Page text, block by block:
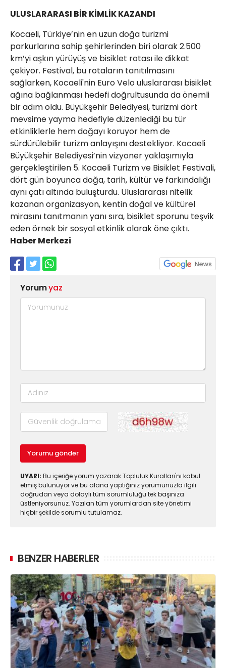
ULUSLARARASI BİR KİMLİK KAZANDI
Kocaeli, Türkiye’nin en uzun doğa turizmi
parkurlarına sahip şehirlerinden biri olarak 2.500
km’yi aşkın yürüyüş ve bisiklet rotası ile dikkat
çekiyor. Festival, bu rotaların tanıtılmasını
sağlarken, Kocaeli'nin Euro Velo uluslararası bisiklet
ağına bağlanması hedefi doğrultusunda da önemli
bir adım oldu. Büyükşehir Belediyesi, turizmi dört
mevsime yayma hedefiyle düzenlediği bu tür
etkinliklerle hem doğayı koruyor hem de
sürdürülebilir turizm anlayışını destekliyor. Kocaeli
Büyükşehir Belediyesi’nin vizyoner yaklaşımıyla
gerçekleştirilen 5. Kocaeli Turizm ve Bisiklet Festivali,
dört gün boyunca doğa, tarih, kültür ve farkındalığı
aynı çatı altında buluşturdu. Uluslararası nitelik
kazanan organizasyon, kentin doğal ve kültürel
mirasını tanıtmanın yanı sıra, bisiklet sporunu teşvik
eden örnek bir sosyal etkinlik olarak öne çıktı.
Haber Merkezi
Yorumyaz
Yorumu gönder
UYARI: Bu içeriğe yorum yazarak Topluluk Kuralları'nı kabul
etmiş bulunuyor ve bu alana yaptığınız yorumunuzla ilgili
doğrudan veya dolaylı tüm sorumluluğu tek başınıza
üstleniyorsunuz. Yazılan tüm yorumlardan site yönetimi
hiçbir şekilde sorumlu tutulamaz.
BENZER HABERLER